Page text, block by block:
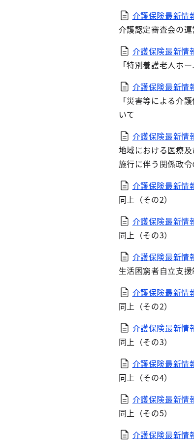
介護保険最新情
介護認定審査会の
介護保険最新情
「特別養護老人ホ
介護保険最新情
「災害等による介
いて
介護保険最新情
地域における医療
施行に伴う関係政
介護保険最新情
同上（その2）
介護保険最新情
同上（その3）
介護保険最新情
生活困窮者自立支
介護保険最新情
同上（その2）
介護保険最新情
同上（その3）
介護保険最新情
同上（その4）
介護保険最新情
同上（その5）
介護保険最新情